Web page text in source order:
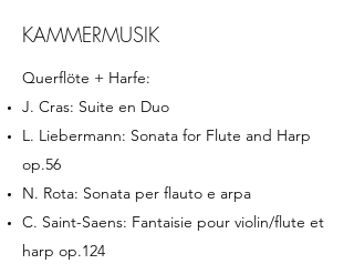
KAMMERMUSIK
Querflöte + Harfe:
J. Cras: Suite en Duo
L. Liebermann: Sonata for Flute and Harp
op.56
N. Rota: Sonata per flauto e arpa
C. Saint-Saens: Fantaisie pour violin/flute et
harp op.124